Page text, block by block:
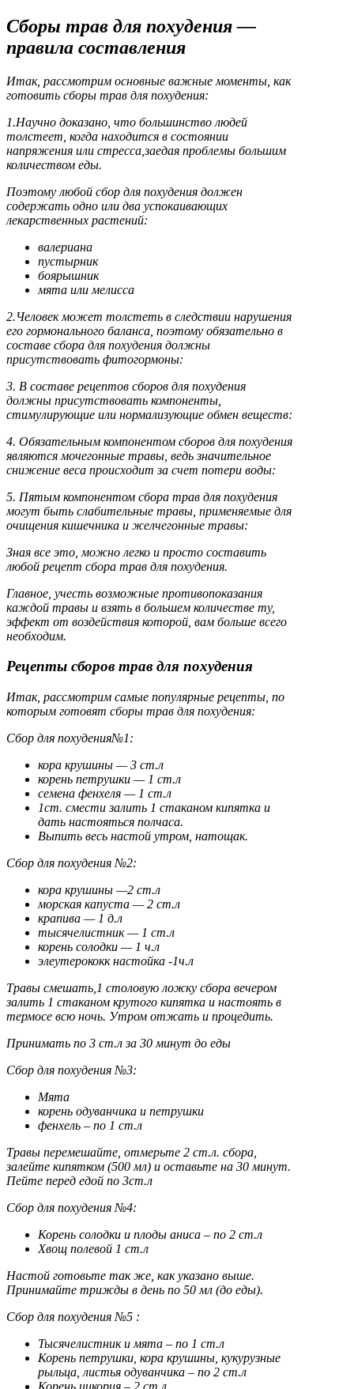
Сборы трав для похудения —
правила составления
Итак, рассмотрим основные важные моменты, как
готовить сборы трав для похудения:
1.Научно доказано, что большинство людей
толстеет, когда находится в состоянии
напряжения или стресса,заедая проблемы большим
количеством еды.
Поэтому любой сбор для похудения должен
содержать одно или два успокаивающих
лекарственных растений:
валериана
пустырник
боярышник
мята или мелисса
2.Человек может толстеть в следствии нарушения
его гормонального баланса, поэтому обязательно в
составе сбора для похудения должны
присутствовать фитогормоны:
3. В составе рецептов сборов для похудения
должны присутствовать компоненты,
стимулирующие или нормализующие обмен веществ:
4. Обязательным компонентом сборов для похудения
являются мочегонные травы, ведь значительное
снижение веса происходит за счет потери воды:
5. Пятым компонентом сбора трав для похудения
могут быть слабительные травы, применяемые для
очищения кишечника и желчегонные травы:
Зная все это, можно легко и просто составить
любой рецепт сбора трав для похудения.
Главное, учесть возможные противопоказания
каждой травы и взять в большем количестве ту,
эффект от воздействия которой, вам больше всего
необходим.
Рецепты сборов трав для похудения
Итак, рассмотрим самые популярные рецепты, по
которым готовят сборы трав для похудения:
Сбор для похудения№1:
кора крушины — 3 ст.л
корень петрушки — 1 ст.л
семена фенхеля — 1 ст.л
1ст. смести залить 1 стаканом кипятка и
дать настояться полчаса.
Выпить весь настой утром, натощак.
Сбор для похудения №2:
кора крушины —2 ст.л
морская капуста — 2 ст.л
крапива — 1 д.л
тысячелистник — 1 ст.л
корень солодки — 1 ч.л
элеутерококк настойка -1ч.л
Травы смешать,1 столовую ложку сбора вечером
залить 1 стаканом крутого кипятка и настоять в
термосе всю ночь. Утром отжать и процедить.
Принимать по 3 ст.л за 30 минут до еды
Сбор для похудения №3:
Мята
корень одуванчика и петрушки
фенхель – по 1 ст.л
Травы перемешайте, отмерьте 2 ст.л. сбора,
залейте кипятком (500 мл) и оставьте на 30 минут.
Пейте перед едой по 3ст.л
Сбор для похудения №4:
Корень солодки и плоды аниса – по 2 ст.л
Хвощ полевой 1 ст.л
Настой готовьте так же, как указано выше.
Принимайте трижды в день по 50 мл (до еды).
Сбор для похудения №5 :
Тысячелистник и мята – по 1 ст.л
Корень петрушки, кора крушины, кукурузные
рыльца, листья одуванчика – по 2 ст.л